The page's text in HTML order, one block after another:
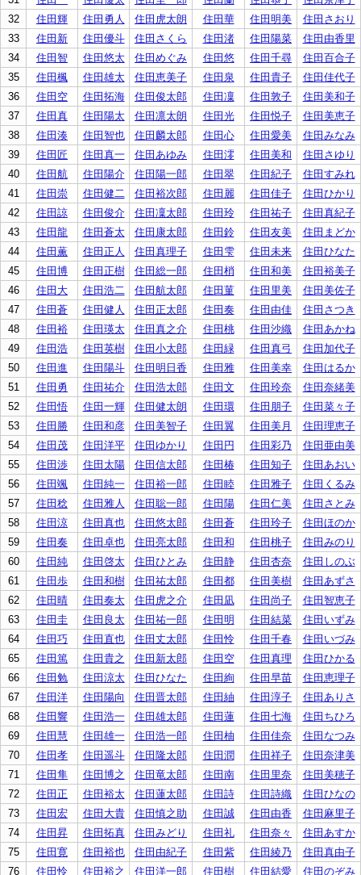
32
住田輝 住田勇人 住田虎太朗 住田華 住田明美
住田さおり
33
住田新 住田優斗 住田さくら 住田渚 住田陽菜
住田由香里
34
住田智 住田悠太 住田めぐみ 住田悠 住田千尋
住田百合子
35
住田楓 住田雄太 住田恵美子 住田泉 住田貴子
住田佳代子
36
住田空 住田拓海 住田俊太郎 住田凜 住田敦子
住田美和子
37
住田真 住田陽太 住田凛太朗 住田光 住田悦子
住田美恵子
38
住田湊 住田智也 住田麟太郎 住田心 住田愛美
住田みなみ
39
住田匠 住田真一 住田あゆみ 住田澪 住田美和
住田さゆり
40
住田航 住田陽介 住田陽一郎 住田翠 住田紀子
住田すみれ
41
住田崇 住田健二 住田裕次郎 住田麗 住田佳子
住田ひかり
42
住田諒 住田俊介 住田凜太郎 住田玲 住田祐子
住田真紀子
43
住田龍 住田蒼太 住田康太郎 住田鈴 住田友美
住田まどか
44
住田薫 住田正人 住田真理子 住田雫 住田未来
住田ひなた
45
住田博 住田正樹 住田総一郎 住田梢 住田和美
住田裕美子
46
住田大 住田浩二 住田航太郎 住田菫 住田里美
住田美佐子
47
住田蒼 住田健人 住田正太郎 住田奏 住田由佳
住田さつき
48
住田裕 住田瑛太 住田真之介 住田桃 住田沙織
住田あかね
49
住田浩 住田英樹 住田小太郎 住田緑 住田真弓
住田加代子
50
住田進 住田陽斗 住田明日香 住田雅 住田美幸
住田はるか
51
住田勇 住田祐介 住田浩太郎 住田文 住田玲奈
住田奈緒美
52
住田悟 住田一輝 住田健太朗 住田環 住田朋子
住田菜々子
53
住田勝 住田和彦 住田美智子 住田翼 住田美月
住田理恵子
54
住田茂 住田洋平 住田ゆかり 住田円 住田彩乃
住田亜由美
55
住田渉 住田太陽 住田信太郎 住田椿 住田知子
住田あおい
56
住田颯 住田純一 住田裕一郎 住田睦 住田雅子
住田くるみ
57
住田稔 住田雅人 住田聡一郎 住田陽 住田仁美
住田さとみ
58
住田涼 住田真也 住田悠太郎 住田蒼 住田玲子
住田ほのか
59
住田奏 住田卓也 住田亮太郎 住田和 住田桃子
住田みのり
60
住田純 住田啓太 住田ひとみ 住田静 住田杏奈
住田しのぶ
61
住田歩 住田和樹 住田祐太郎 住田都 住田美樹
住田あずさ
62
住田晴 住田奏太 住田虎之介 住田凪 住田尚子
住田智恵子
63
住田圭 住田良太 住田祐一郎 住田明 住田結菜
住田いずみ
64
住田巧 住田直也 住田丈太郎 住田怜 住田千春
住田いづみ
65
住田篤 住田貴之 住田新太郎 住田空 住田真理
住田ひかる
66
住田勉 住田涼太 住田ひなた 住田絢 住田早苗
住田恵理子
67
住田洋 住田陽向 住田晋太郎 住田紬 住田淳子
住田ありさ
68
住田響 住田浩一 住田雄太郎 住田蓮 住田七海
住田ちひろ
69
住田慧 住田雄一 住田浩一郎 住田柚 住田佳奈
住田なつみ
70
住田孝 住田遥斗 住田隆太郎 住田潤 住田祥子
住田奈津美
71
住田隼 住田博之 住田竜太郎 住田南 住田里奈
住田美穂子
72
住田正 住田裕太 住田蓮太郎 住田詩 住田詩織
住田ひなの
73
住田宏 住田大貴 住田慎之助 住田誠 住田由香
住田麻里子
74
住田昇 住田拓真 住田みどり 住田礼 住田奈々
住田あすか
75
住田寛 住田裕也 住田由紀子 住田紫 住田綾乃
住田真由子
76
住田怜 住田裕之 住田洋一郎 住田樹 住田結愛 住田のぞみ